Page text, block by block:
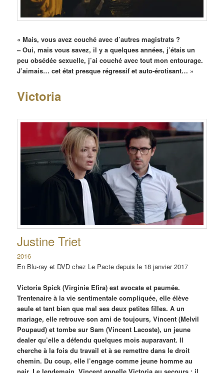
« Mais, vous avez couché avec d’autres magistrats ?
– Oui, mais vous savez, il y a quelques années, j’étais un
peu obsédée sexuelle, j’ai couché avec tout mon entourage.
J’aimais… cet état presque régressif et auto-érotisant… »
Victoria
Justine Triet
2016
En Blu-ray et DVD chez Le Pacte depuis le 18 janvier 2017
Victoria Spick (Virginie Efira) est avocate et paumée.
Trentenaire à la vie sentimentale compliquée, elle élève
seule et tant bien que mal ses deux petites filles. A un
mariage, elle retrouve son ami de toujours, Vincent (Melvil
Poupaud) et tombe sur Sam (Vincent Lacoste), un jeune
dealer qu’elle a défendu quelques mois auparavant. Il
cherche à la fois du travail et à se remettre dans le droit
chemin. Du coup, elle l’engage comme jeune homme au